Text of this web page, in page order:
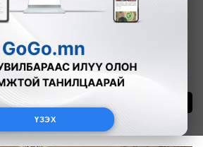
ҮЗЭХ
ын Юта мужийн
уулзлаа